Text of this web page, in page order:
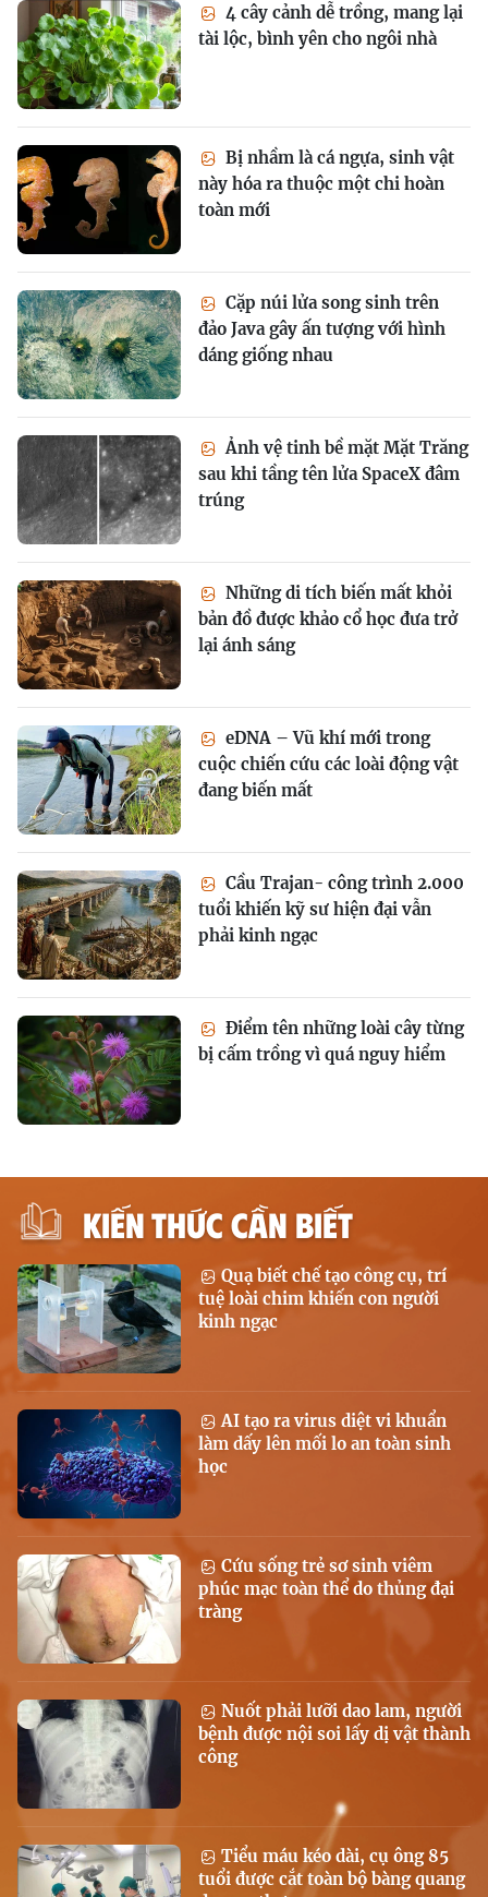
4 cây cảnh dễ trồng, mang lại
tài lộc, bình yên cho ngôi nhà
Bị nhầm là cá ngựa, sinh vật
này hóa ra thuộc một chi hoàn
toàn mới
Cặp núi lửa song sinh trên
đảo Java gây ấn tượng với hình
dáng giống nhau
Ảnh vệ tinh bề mặt Mặt Trăng
sau khi tầng tên lửa SpaceX đâm
trúng
Những di tích biến mất khỏi
bản đồ được khảo cổ học đưa trở
lại ánh sáng
eDNA – Vũ khí mới trong
cuộc chiến cứu các loài động vật
đang biến mất
Cầu Trajan- công trình 2.000
tuổi khiến kỹ sư hiện đại vẫn
phải kinh ngạc
Điểm tên những loài cây từng
bị cấm trồng vì quá nguy hiểm
KIẾN THỨC CẦN BIẾT
Quạ biết chế tạo công cụ, trí
tuệ loài chim khiến con người
kinh ngạc
AI tạo ra virus diệt vi khuẩn
làm dấy lên mối lo an toàn sinh
học
Cứu sống trẻ sơ sinh viêm
phúc mạc toàn thể do thủng đại
tràng
Nuốt phải lưỡi dao lam, người
bệnh được nội soi lấy dị vật thành
công
Tiểu máu kéo dài, cụ ông 85
tuổi được cắt toàn bộ bàng quang